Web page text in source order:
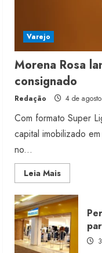
Varejo
Morena Rosa
consignado
Redação 4 de
Com formato Super
capital imobilizado
no...
Leia MaisRead
more
Morena
Rosa
lança
franquia
com
estoque